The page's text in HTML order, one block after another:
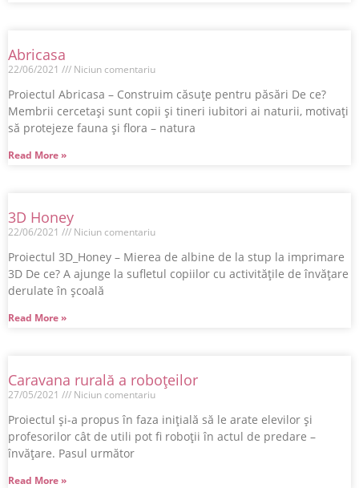
Abricasa
22/06/2021 Niciun comentariu
Proiectul Abricasa – Construim căsuțe pentru păsări De ce?
Membrii cercetași sunt copii și tineri iubitori ai naturii, motivați
să protejeze fauna și flora – natura
Read More »
3D Honey
22/06/2021 Niciun comentariu
Proiectul 3D_Honey – Mierea de albine de la stup la imprimare
3D De ce? A ajunge la sufletul copiilor cu activitățile de învățare
derulate în școală
Read More »
Caravana rurală a roboțeilor
27/05/2021 Niciun comentariu
Proiectul și-a propus în faza inițială să le arate elevilor și
profesorilor cât de utili pot fi roboții în actul de predare –
învățare. Pasul următor
Read More »